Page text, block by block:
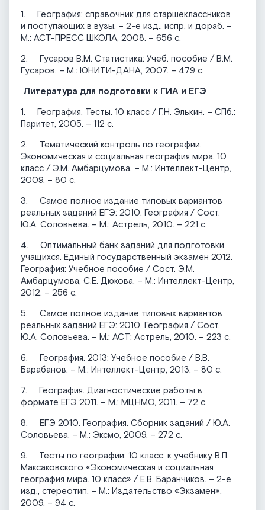
1. География: справочник для старшеклассников
и поступающих в вузы. – 2-е изд., испр. и дораб. –
М.: АСТ-ПРЕСС ШКОЛА, 2008. – 656 с.
2. Гусаров В.М. Статистика: Учеб. пособие / В.М.
Гусаров. – М.: ЮНИТИ-ДАНА, 2007. – 479 с.
Литература для подготовки к ГИА и ЕГЭ
1. География. Тесты. 10 класс / Г.Н. Элькин. – СПб.:
Паритет, 2005. – 112 с.
2. Тематический контроль по географии.
Экономическая и социальная география мира. 10
класс / Э.М. Амбарцумова. – М.: Интеллект-Центр,
2009. – 80 с.
3. Самое полное издание типовых вариантов
реальных заданий ЕГЭ: 2010. География / Сост.
Ю.А. Соловьева. – М.: Астрель, 2010. – 221 с.
4. Оптимальный банк заданий для подготовки
учащихся. Единый государственный экзамен 2012.
География: Учебное пособие / Сост. Э.М.
Амбарцумова, С.Е. Дюкова. – М.: Интеллект-Центр,
2012. – 256 с.
5. Самое полное издание типовых вариантов
реальных заданий ЕГЭ: 2010. География / Сост.
Ю.А. Соловьева. – М.: АСТ: Астрель, 2010. – 223 с.
6. География. 2013: Учебное пособие / В.В.
Барабанов. – М.: Интеллект-Центр, 2013. – 80 с.
7. География. Диагностические работы в
формате ЕГЭ 2011. – М.: МЦНМО, 2011. – 72 с.
8. ЕГЭ 2010. География. Сборник заданий / Ю.А.
Соловьева. – М.: Эксмо, 2009. – 272 с.
9. Тесты по географии: 10 класс: к учебнику В.П.
Максаковского «Экономическая и социальная
география мира. 10 класс» / Е.В. Баранчиков. – 2-е
изд., стереотип. – М.: Издательство «Экзамен»,
2009. – 94 с.